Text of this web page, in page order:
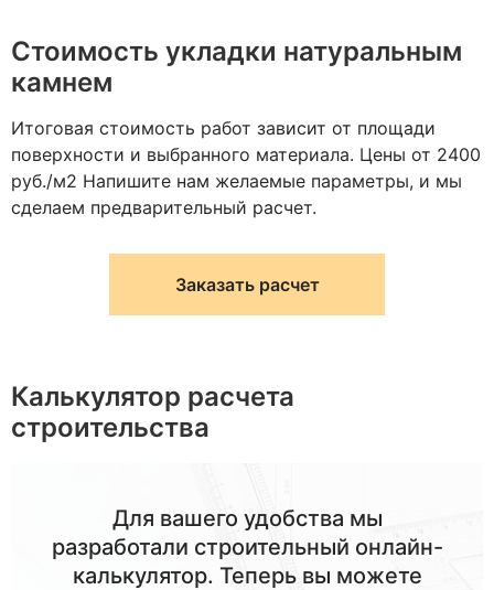
Стоимость укладки натуральным
камнем
Итоговая стоимость работ зависит от площади
поверхности и выбранного материала. Цены от 2400
руб./м2 Напишите нам желаемые параметры, и мы
сделаем предварительный расчет.
Заказать расчет
Калькулятор расчета
строительства
Для вашего удобства мы
разработали строительный онлайн-
калькулятор. Теперь вы можете